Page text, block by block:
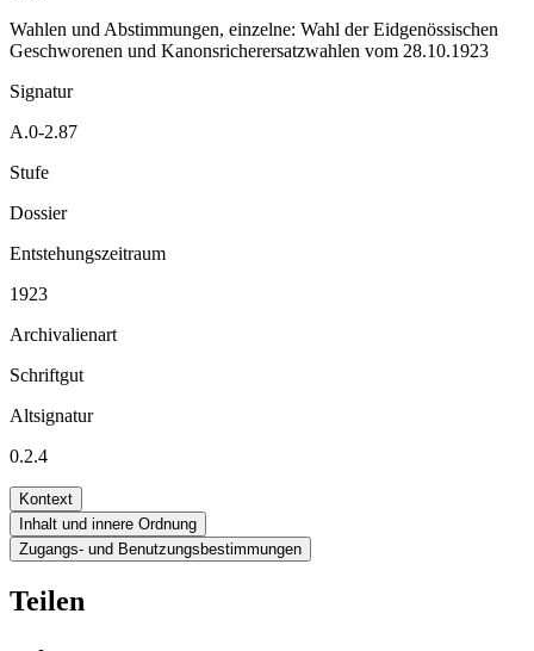
Wahlen und Abstimmungen, einzelne: Wahl der Eidgenössischen
Geschworenen und Kanonsricherersatzwahlen vom 28.10.1923
Signatur
A.0-2.87
Stufe
Dossier
Entstehungszeitraum
1923
Archivalienart
Schriftgut
Altsignatur
0.2.4
Kontext
Inhalt und innere Ordnung
Zugangs- und Benutzungsbestimmungen
Teilen